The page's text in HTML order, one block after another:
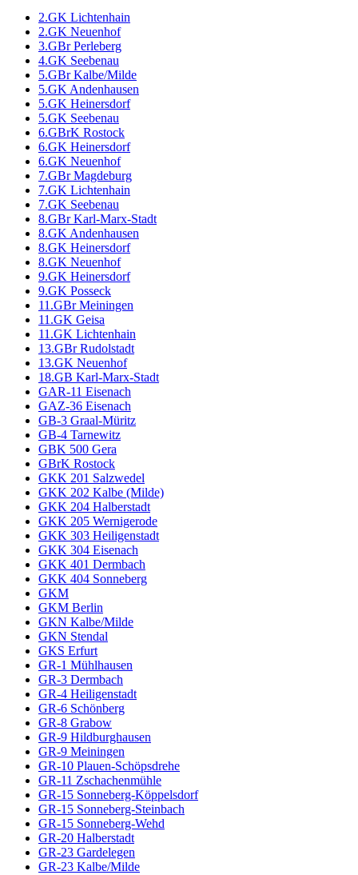
2.GK Lichtenhain
2.GK Neuenhof
3.GBr Perleberg
4.GK Seebenau
5.GBr Kalbe/Milde
5.GK Andenhausen
5.GK Heinersdorf
5.GK Seebenau
6.GBrK Rostock
6.GK Heinersdorf
6.GK Neuenhof
7.GBr Magdeburg
7.GK Lichtenhain
7.GK Seebenau
8.GBr Karl-Marx-Stadt
8.GK Andenhausen
8.GK Heinersdorf
8.GK Neuenhof
9.GK Heinersdorf
9.GK Posseck
11.GBr Meiningen
11.GK Geisa
11.GK Lichtenhain
13.GBr Rudolstadt
13.GK Neuenhof
18.GB Karl-Marx-Stadt
GAR-11 Eisenach
GAZ-36 Eisenach
GB-3 Graal-Müritz
GB-4 Tarnewitz
GBK 500 Gera
GBrK Rostock
GKK 201 Salzwedel
GKK 202 Kalbe (Milde)
GKK 204 Halberstadt
GKK 205 Wernigerode
GKK 303 Heiligenstadt
GKK 304 Eisenach
GKK 401 Dermbach
GKK 404 Sonneberg
GKM
GKM Berlin
GKN Kalbe/Milde
GKN Stendal
GKS Erfurt
GR-1 Mühlhausen
GR-3 Dermbach
GR-4 Heiligenstadt
GR-6 Schönberg
GR-8 Grabow
GR-9 Hildburghausen
GR-9 Meiningen
GR-10 Plauen-Schöpsdrehe
GR-11 Zschachenmühle
GR-15 Sonneberg-Köppelsdorf
GR-15 Sonneberg-Steinbach
GR-15 Sonneberg-Wehd
GR-20 Halberstadt
GR-23 Gardelegen
GR-23 Kalbe/Milde